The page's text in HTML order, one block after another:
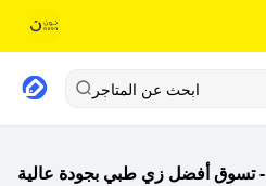
ابحث عن المتاجر
كود خصم هوسبي 2025 - تسوق أفضل زي طبي بجودة عالية